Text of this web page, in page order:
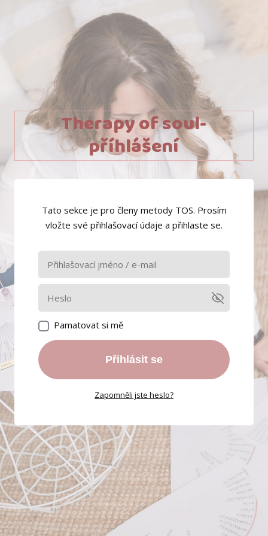
Therapy of soul-
příhlášení
Tato sekce je pro členy metody TOS. Prosím
vložte své přihlašovací údaje a přihlaste se.
Pamatovat si mě
Přihlásit se
Zapomněli jste heslo?